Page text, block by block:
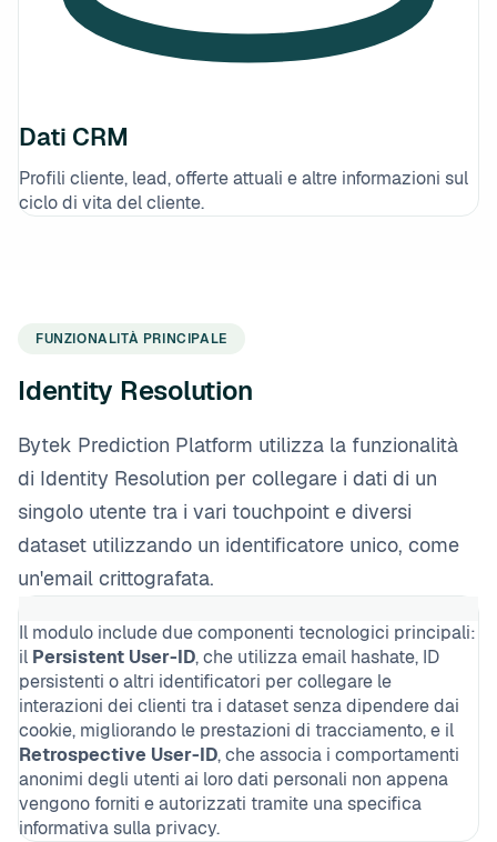
Dati CRM
Profili cliente, lead, offerte attuali e altre informazioni sul
ciclo di vita del cliente.
FUNZIONALITÀ PRINCIPALE
Identity Resolution
Bytek Prediction Platform utilizza la funzionalità
di Identity Resolution per collegare i dati di un
singolo utente tra i vari touchpoint e diversi
dataset utilizzando un identificatore unico, come
un'email crittografata.
Il modulo include due componenti tecnologici principali:
il Persistent User-ID, che utilizza email hashate, ID
persistenti o altri identificatori per collegare le
interazioni dei clienti tra i dataset senza dipendere dai
cookie, migliorando le prestazioni di tracciamento, e il
Retrospective User-ID, che associa i comportamenti
anonimi degli utenti ai loro dati personali non appena
vengono forniti e autorizzati tramite una specifica
informativa sulla privacy.